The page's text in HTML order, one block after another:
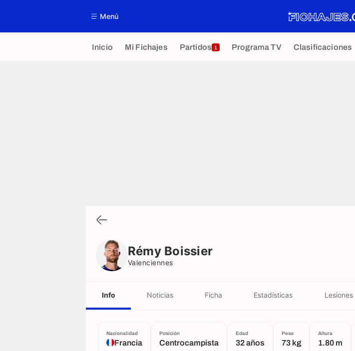
Menú
Inicio Mi Fichajes Partidos 1 Programa TV Clasificaciones
Rémy Boissier
Valenciennes
Info Noticias Ficha Estadísticas Lesiones
Nacionalidad
Francia
Posición
Centrocampista
Edad
32 años
Peso
73 kg
Altura
1.80 m